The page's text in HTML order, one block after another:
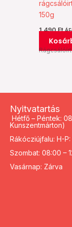
150g
1.490Ft
Nyitvatartás
Hétfő – Péntek:
Kunszentmárton)
Rákócziújfalu: H-
Szombat: 08:00 –
Vasárnap: Zárva